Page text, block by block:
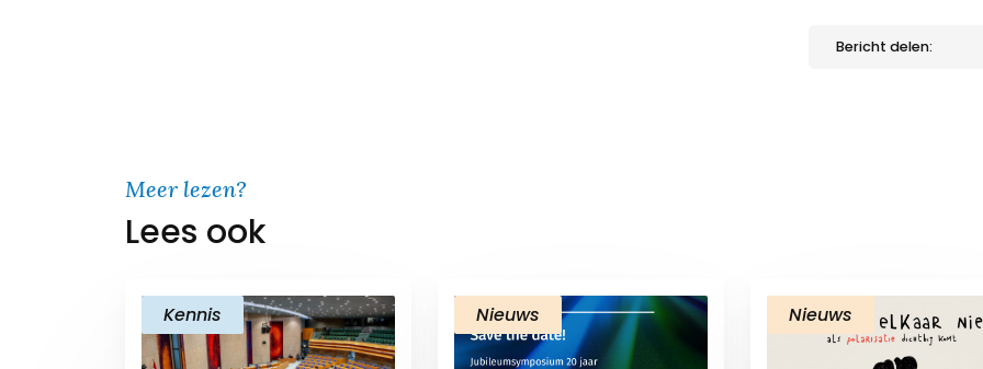
Bericht delen:
Meer lezen?
Lees ook
Kennis Nieuws Nieuws